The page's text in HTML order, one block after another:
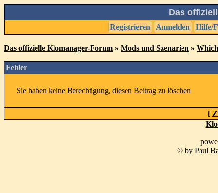
Das
Registrieren Anmelden Hilfe/
Das offizielle Klomanager-Forum » Mods und Szenarien »
Fehler
Sie haben keine Berechtigung, diesen Beitrag zu löschen
[
© by Paul